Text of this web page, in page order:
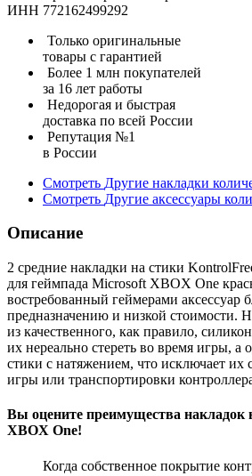
ИНН 772162499292
Только оригинальные
товары с гарантией
Более 1 млн покупателей
за 16 лет работы
Недорогая и быстрая
доставка по всей России
Репутация №1
в России
Смотреть Другие накладки
Смотреть Другие аксессуары
Описание
2 средние накладки на стики
для геймпада Microsoft XBOX One
востребованный геймерами аксессуар
предназначению и низкой стоимости.
из качественного, как правило,
их нереально стереть во время игры, а
стики с натяжением, что исключает их
игры или транспортировки
Вы оцените преимущества накладок
XBOX One!
Когда собственное покрытие